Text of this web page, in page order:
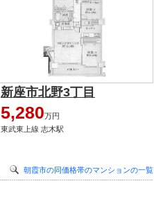
新座市北野3丁目
5,280万円
東武東上線 志木駅
朝霞市の同価格帯のマンションの一覧